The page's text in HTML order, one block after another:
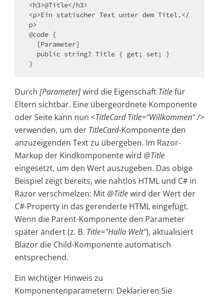
<h3>@Title</h3>
<p>Ein statischer Text unter dem Titel.</
p>
@code {
Durch [Parameter]wird die Eigenschaft Titlefür
Eltern sichtbar. Eine übergeordnete Komponente
oder Seite kann nun <TitleCard Title="Willkommen" />
verwenden, um der TitleCard-Komponente den
anzuzeigenden Text zu übergeben. Im Razor-
Markup der Kindkomponente wird @Title
eingesetzt, um den Wert auszugeben. Das obige
Beispiel zeigt bereits, wie nahtlos HTML und C# in
Razor verschmelzen: Mit@Titlewird der Wert der
C#-Property in das gerenderte HTML eingefügt.
Wenn die Parent-Komponente den Parameter
später ändert (z. B. Title="Hallo Welt"), aktualisiert
Blazor die Child-Komponente automatisch
entsprechend.
Ein wichtiger Hinweis zu
Komponentenparametern: Deklarieren Sie